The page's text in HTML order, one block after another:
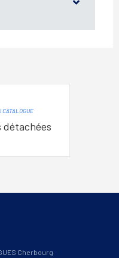
CATALOGUE
détachées
Cherbourg